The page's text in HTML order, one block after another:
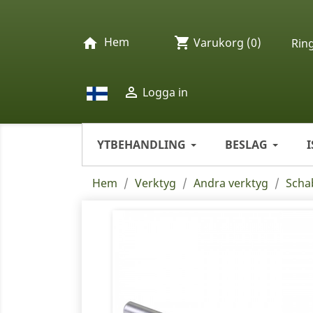
home Hem
 Logga in
shopping_cart Varukorg (0)
YTBEHANDLING BESLAG
Hem Verktyg Andra verktyg